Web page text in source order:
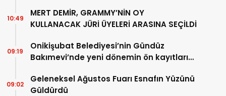
MERT DEMİR, GRAMMY’NİN OY
KULLANACAK JÜRİ ÜYELERİ ARASINA SEÇİLDİ
10:49
Onikişubat Belediyesi’nin Gündüz
Bakımevi’nde yeni dönemin ön kayıtları
09:19
Geleneksel Ağustos Fuarı Esnafın Yüzünü
Güldürdü
09:02